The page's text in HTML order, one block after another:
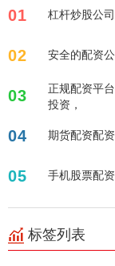
01 杠杆炒股公
02 安全的配资
03
正规配资平
投资，
04 期货配资配
05 手机股票配
标签列表